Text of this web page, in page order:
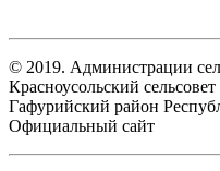
© 2019. Администрации
Красноусольский
Гафурийский район
Официальный сайт